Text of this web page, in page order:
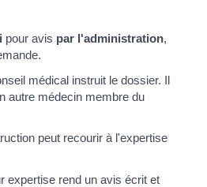
pour avis par l'administration,
médical instruit le dossier. Il
autre médecin membre du
peut recourir à l'expertise
expertise rend un avis écrit et